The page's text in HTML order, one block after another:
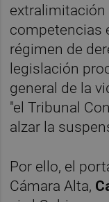
extralimitación
competencias
régimen de
legislación
general de la
"el Tribunal
alzar la
Por ello, el
Cámara Alta,